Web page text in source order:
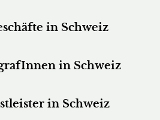
in Schweiz
in Schweiz
in Schweiz